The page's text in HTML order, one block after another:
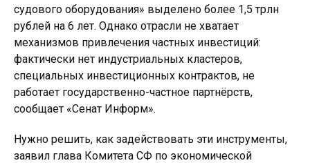
судового оборудования» выделено более 1,5 трлн
рублей на 6 лет. Однако отрасли не хватает
механизмов привлечения частных инвестиций:
фактически нет индустриальных кластеров,
специальных инвестиционных контрактов, не
работает государственно-частное партнёрств,
сообщает «Сенат Информ».
Нужно решить, как задействовать эти инструменты,
заявил глава Комитета СФ по экономической